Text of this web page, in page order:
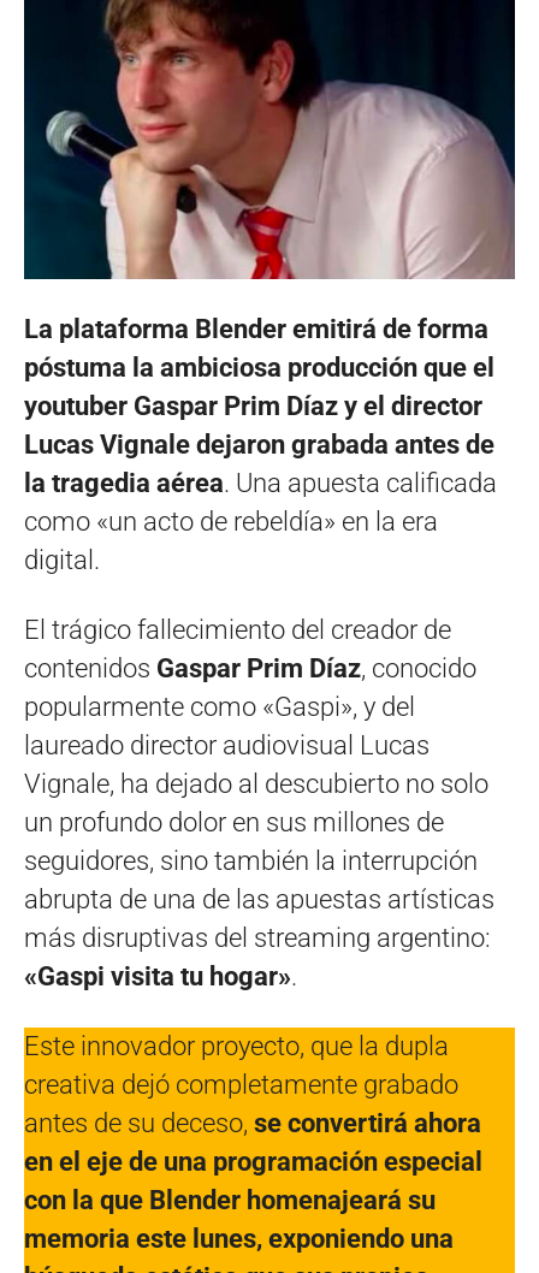
La plataforma Blender emitirá de forma
póstuma la ambiciosa producción que el
youtuber Gaspar Prim Díaz y el director
Lucas Vignale dejaron grabada antes de
la tragedia aérea. Una apuesta calificada
como «un acto de rebeldía» en la era
digital.
El trágico fallecimiento del creador de
contenidos Gaspar Prim Díaz, conocido
popularmente como «Gaspi», y del
laureado director audiovisual Lucas
Vignale, ha dejado al descubierto no solo
un profundo dolor en sus millones de
seguidores, sino también la interrupción
abrupta de una de las apuestas artísticas
más disruptivas del streaming argentino:
«Gaspi visita tu hogar».
Este innovador proyecto, que la dupla
creativa dejó completamente grabado
antes de su deceso, se convertirá ahora
en el eje de una programación especial
con la que Blender homenajeará su
memoria este lunes, exponiendo una